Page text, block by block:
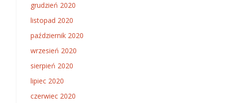
grudzień 2020
listopad 2020
październik 2020
wrzesień 2020
sierpień 2020
lipiec 2020
czerwiec 2020